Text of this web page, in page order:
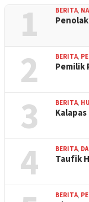
1 BERITA,
2 BERITA,
Pemilik
3 BERITA,
4 BERITA,
Taufik
BERITA,